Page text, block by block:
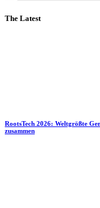
The Latest
RootsTech 2026: Weltgrößte
zusammen